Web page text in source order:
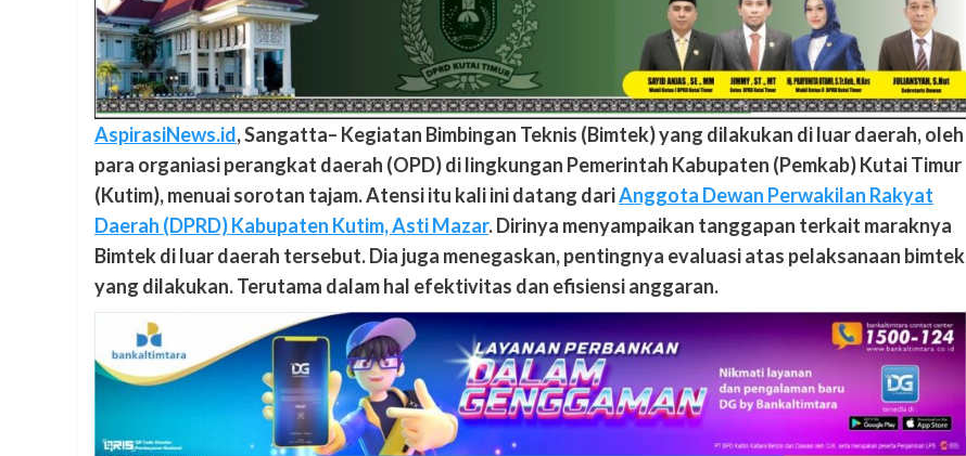
AspirasiNews.id, Sangatta– Kegiatan Bimbingan Teknis (Bimtek) yang dilakukan di luar daerah, oleh
para organiasi perangkat daerah (OPD) di lingkungan Pemerintah Kabupaten (Pemkab) Kutai Timur
(Kutim), menuai sorotan tajam. Atensi itu kali ini datang dariAnggota Dewan Perwakilan Rakyat
Daerah (DPRD) Kabupaten Kutim, Asti Mazar. Dirinya menyampaikan tanggapan terkait maraknya
Bimtek di luar daerah tersebut. Dia juga menegaskan, pentingnya evaluasi atas pelaksanaan bimtek
yang dilakukan. Terutama dalam hal efektivitas dan efisiensi anggaran.